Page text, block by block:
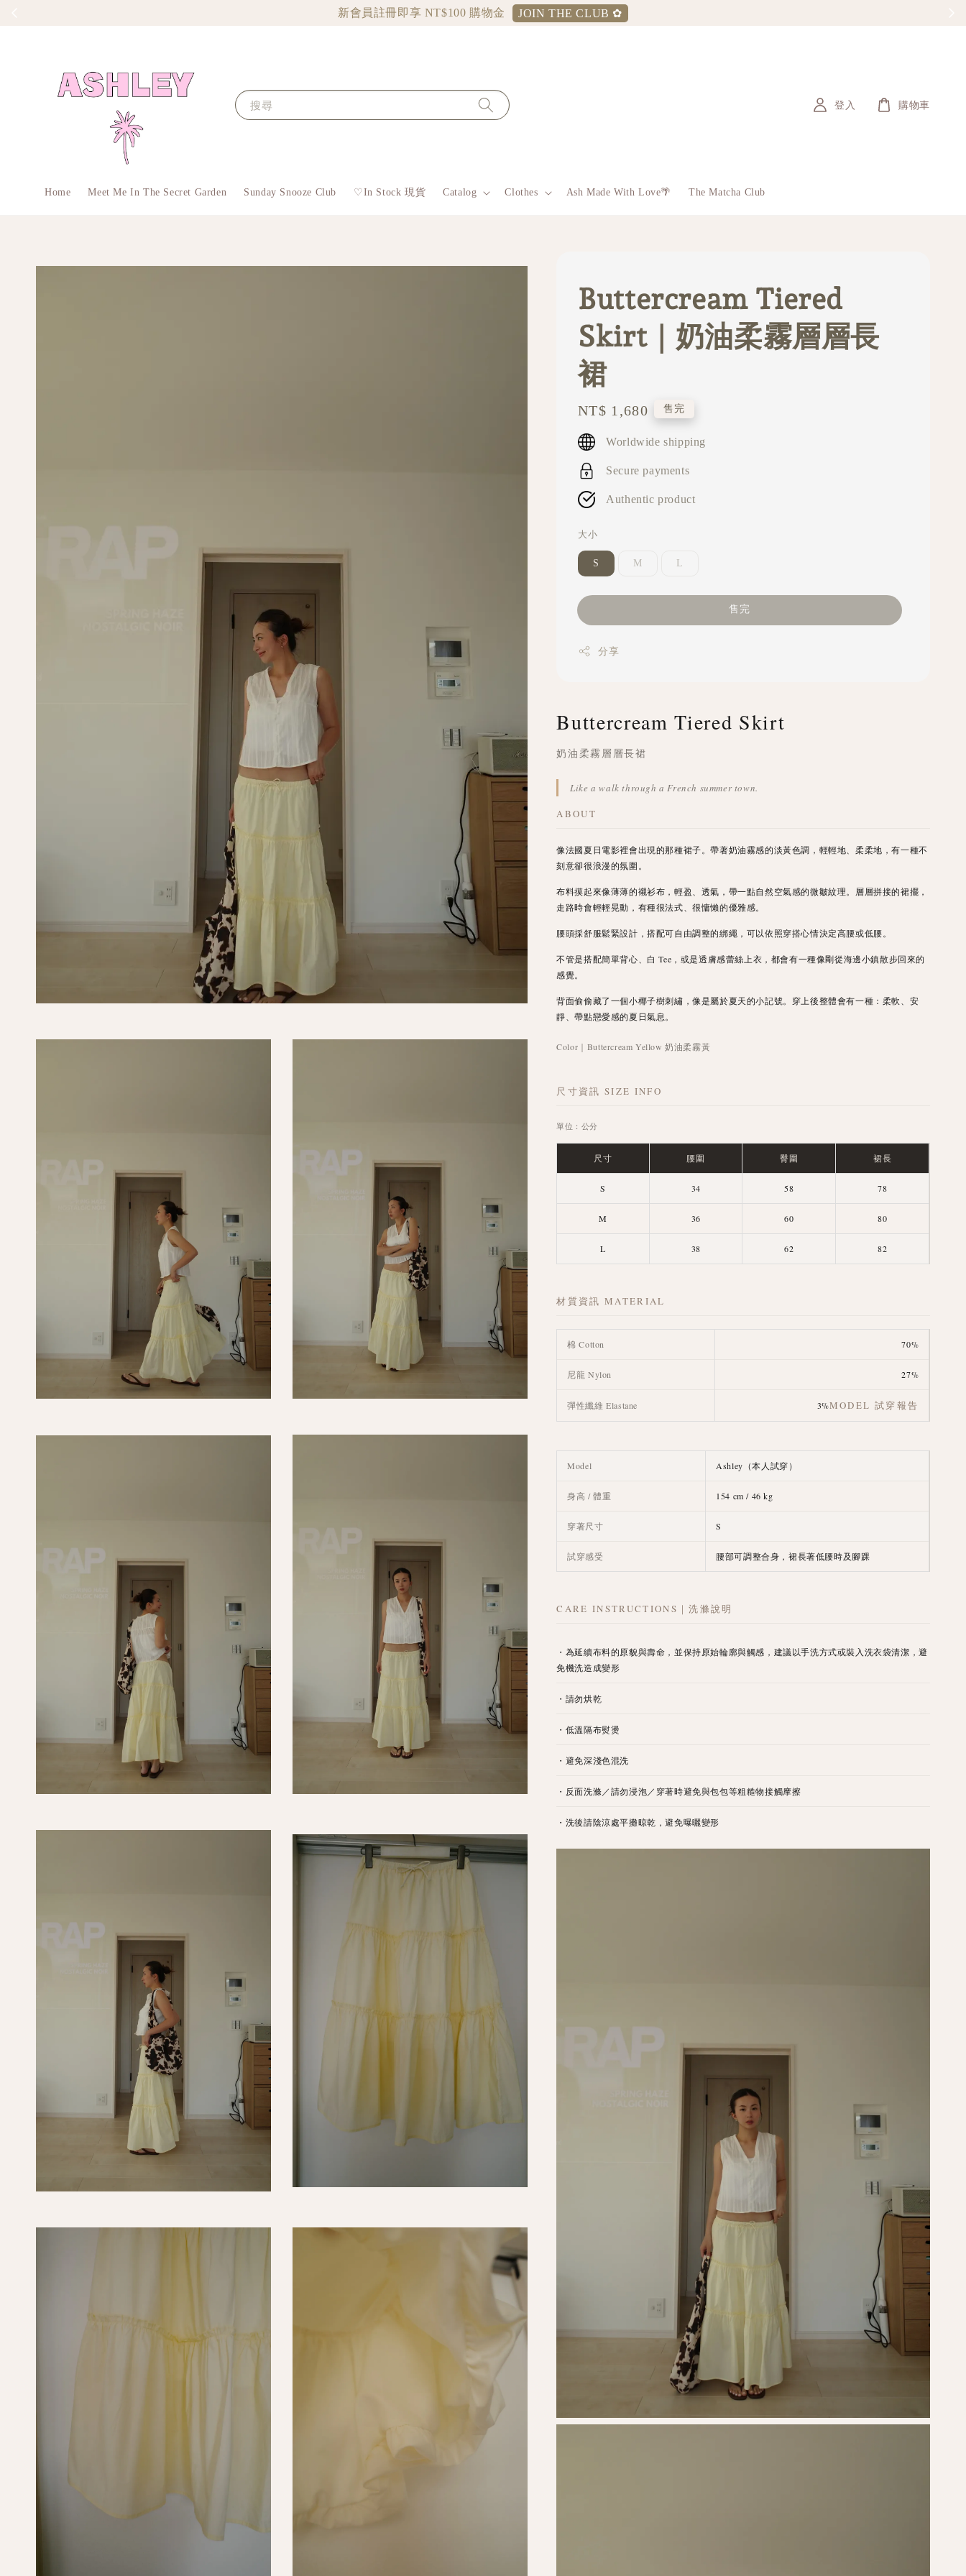
新會員註冊即享 NT$100 購物金 JOIN THE CLUB ✿
搜尋
Home Meet Me In The Secret Garden Sunday Snooze Club ♡︎In Stock 現貨 Catalog Clothes Ash Made With Love🌴 The Matcha Club
登入 購物車
Buttercream Tiered
Skirt｜奶油柔霧層層長
裙
Regular
price
NT$ 1,680 售完
Worldwide shipping
Secure payments
Authentic product
大小
S M L
售完
分享
Buttercream Tiered Skirt
奶油柔霧層層長裙
Like a walk through a French summer town.
ABOUT
像法國夏日電影裡會出現的那種裙子。帶著奶油霧感的淡黃色調，輕輕地、柔柔地，有一種不
刻意卻很浪漫的氛圍。
布料摸起來像薄薄的襯衫布，輕盈、透氣，帶一點自然空氣感的微皺紋理。層層拼接的裙擺，
走路時會輕輕晃動，有種很法式、很慵懶的優雅感。
腰頭採舒服鬆緊設計，搭配可自由調整的綁繩，可以依照穿搭心情決定高腰或低腰。
不管是搭配簡單背心、白 Tee，或是透膚感蕾絲上衣，都會有一種像剛從海邊小鎮散步回來的
感覺。
背面偷偷藏了一個小椰子樹刺繡，像是屬於夏天的小記號。穿上後整體會有一種：柔軟、安
靜、帶點戀愛感的夏日氣息。
Color｜Buttercream Yellow 奶油柔霧黃
尺寸資訊 SIZE INFO
單位：公分
尺寸 腰圍 臀圍 裙長
S 34 58 78
M 36 60 80
L 38 62 82
材質資訊 MATERIAL
棉 Cotton 70%
尼龍 Nylon 27%
彈性纖維 Elastane 3%MODEL 試穿報告
Model Ashley（本人試穿）
身高 / 體重 154 cm / 46 kg
穿著尺寸 S
試穿感受 腰部可調整合身，裙長著低腰時及腳踝
CARE INSTRUCTIONS｜洗滌說明
・為延續布料的原貌與壽命，並保持原始輪廓與觸感，建議以手洗方式或裝入洗衣袋清潔，避
免機洗造成變形
・請勿烘乾
・低溫隔布熨燙
・避免深淺色混洗
・反面洗滌／請勿浸泡／穿著時避免與包包等粗糙物接觸摩擦
・洗後請陰涼處平攤晾乾，避免曝曬變形